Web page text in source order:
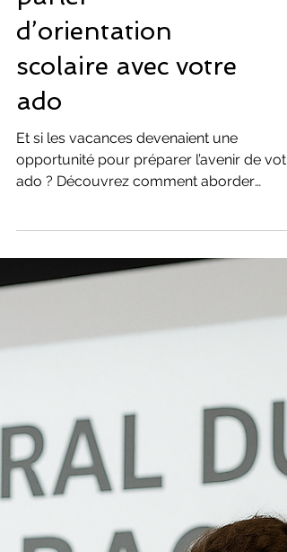
🎯 Vacances : le
moment idéal pour
parler
scolaire avec votre
ado
Et si les vacances devenaient une
ado ? Découvrez comment aborder
l’orientation scolaire sereinement,
comprendre Parcoursup et bâtir un projet
motivant grâce à l’accompagnement d’un